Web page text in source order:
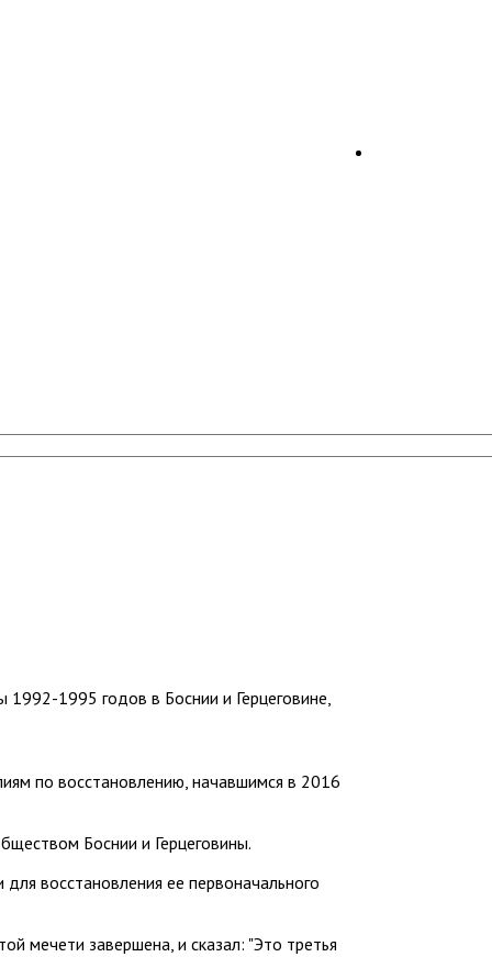
1992-1995 годов в Боснии и Герцеговине,
по восстановлению, начавшимся в 2016
Боснии и Герцеговины.
восстановления ее первоначального
мечети завершена, и сказал: "Это третья